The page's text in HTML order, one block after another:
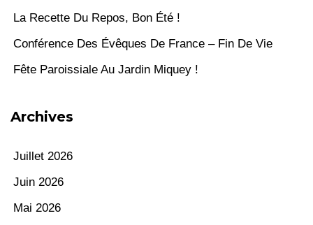
La Recette Du Repos, Bon Été !
Conférence Des Évêques De France – Fin De Vie
Fête Paroissiale Au Jardin Miquey !
Archives
Juillet 2026
Juin 2026
Mai 2026